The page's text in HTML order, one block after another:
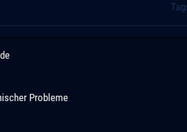
Probleme